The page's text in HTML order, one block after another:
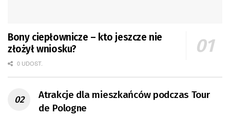
Bony ciepłownicze – kto jeszcze nie
złożył wniosku?
0 UDOST.
Atrakcje dla mieszkańców podczas Tour
de Pologne